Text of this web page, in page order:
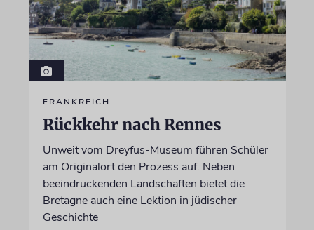
FRANKREICH
Rückkehr nach Rennes
Unweit vom Dreyfus-Museum führen Schüler
am Originalort den Prozess auf. Neben
beeindruckenden Landschaften bietet die
Bretagne auch eine Lektion in jüdischer
Geschichte